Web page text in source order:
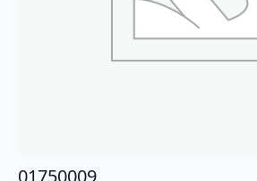
01750009